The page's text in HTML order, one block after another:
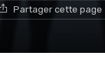
Partager cette page